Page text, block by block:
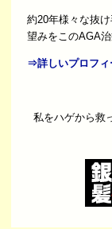
約20年様々な抜
望みをこのAGA
⇒詳しいプロフィ
私をハゲから救